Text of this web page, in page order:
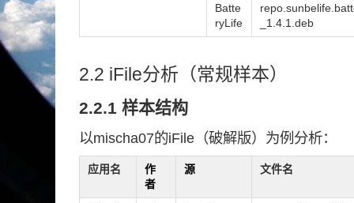
Batte
ryLife
_1.4.1.deb
2.2 iFile分析（常规样本）
2.2.1 样本结构
以mischa07的iFile（破解版）为例分析：
应用名
作
者
源 文件名